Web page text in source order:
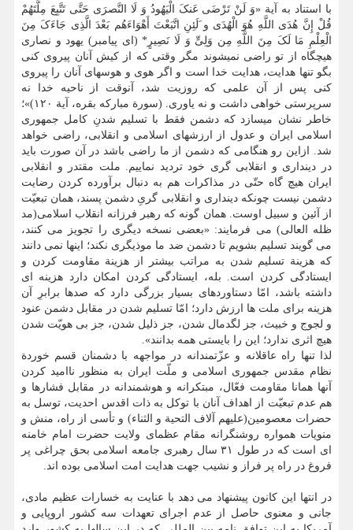
با استناد به آیة «وَ لَنْ تَرْضَی عَنکَ الْیَهُودُ وَ لَا النَّصرَی حَتَّی تَتَّبِعَ مِلَّتَهُمْ
قُلْ إِنَّ هُدَی اللَّهِ هُوَ الْهُدَی و َلَئِنِ اتَّبَعْتَ أَهْوَاءَهُم بَعْدَ الَّذِی جَاءَکَ مِنَ
الْعِلْمِ مَا لَکَ مِنَ اللَّهِ مِن وَلِیٍّ وَ لَا نَصِیرٍ* (ای پیامبر) یهود و نصاری
هیچگاه از تو راضی نمیشوند مگر وقتی که از کیش آنان پیروی کنی
بگو تنها هدایت، هدایت خدا است و اگر هوی و هوسهای آنان را پیروی
کنی پس از آن علمی که روزیت شد، آنوقت از ناحیه خدا نه
سرپرستی خواهی داشت و نه یاوری. (سورة مبارکه بقره، آیة ۱۲۰)»؛
خاطر نشان میسازد که دشمن فقط با تسلیم شدنِ کامل جمهوری
اسلامی ایران و عدول از ارزشهای اسلامی و انقلابی، راضی خواهد
شد. ازاین رو هنگامی که دشمن از ما راضی باشد در آن صورت باید
در دینداری و انقلابی گری خود تردید نماییم. ملت مقتدر و انقلابی
ایران هیچ گاه حتّی در مذاکرات هم به دنبال برآورده کردن رضایت
دشمن نیست چونکه دینداری و انقلابی گریِ دشمن پسند، همان تبعیّت
از آئین و سبیل اوست. همان گونه که رهبر فرزانه انقلاب اسلامی(مد
ظله العالی) می فرمایند: «بعضی نسخه دیگری را تجویز می کنند،
می گویند تسلیم بشویم تا دشمن ضد ما موذیگری نکند؛ اینها نمی دانند
که هزینة تسلیم شدن به مراتب بیشتر از هزینة مقاومت کردن و
ایستادگی کردن است. بله، ایستادگی کردن امکان دارد هزینه ای
داشته باشد، امّا دستاوردهای بسیار بزرگی دارد که صدها برابرِ آن
هزینه برای ملت ها ارزش دارد؛ امّا تسلیم شدن در مقابل دشمن عنود
و لجوج و خبیث، جز لگدمال شدن، جز ذلیل شدن، جز بی هویّت شدن
هیچ اثری ندارد؛ این را بایستی همه بدانند».
لذا تنها راه عاقلانه و عزّتمندانه در مواجهه با دشمنان قسم خوردة
نظام مقدس جمهوری اسلامی و ملّت ایران به منظور ناامید کردن
آنها همانا مقاومت فعّال، مبتکرانه و هوشمندانه در مقابل فشارها و
هم عدم تبعیّت از اهداف آنان با توکل به ذات اقدس احدیت، توسل به
حضرات معصومین(علیهم آلاف التحیة و الثناء) و تأسی از راه، منش و
منویات همواره روشنگرانه مقام عظمای ولایت حضرت امام خامنه
ای است که در طول ۳۱ سال رهبری جامعه اسلامی بحق چراغی پر
فروغ در راه پر فراز و نشیب جهت هدایت امت اسلامی بوده اند.
در انتها این کانون پیشنهاد می دهد با عنایت به خسارات عظیم مادی،
جانی و معنوی حاصل از عدم اجرای تعهدات سه کشور اروپایی و